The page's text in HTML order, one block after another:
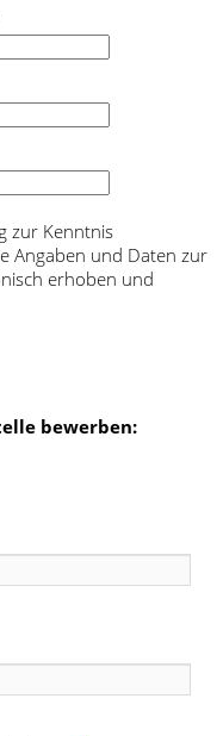
zur Kenntnis
Angaben und Daten zur
erhoben und
bewerben: